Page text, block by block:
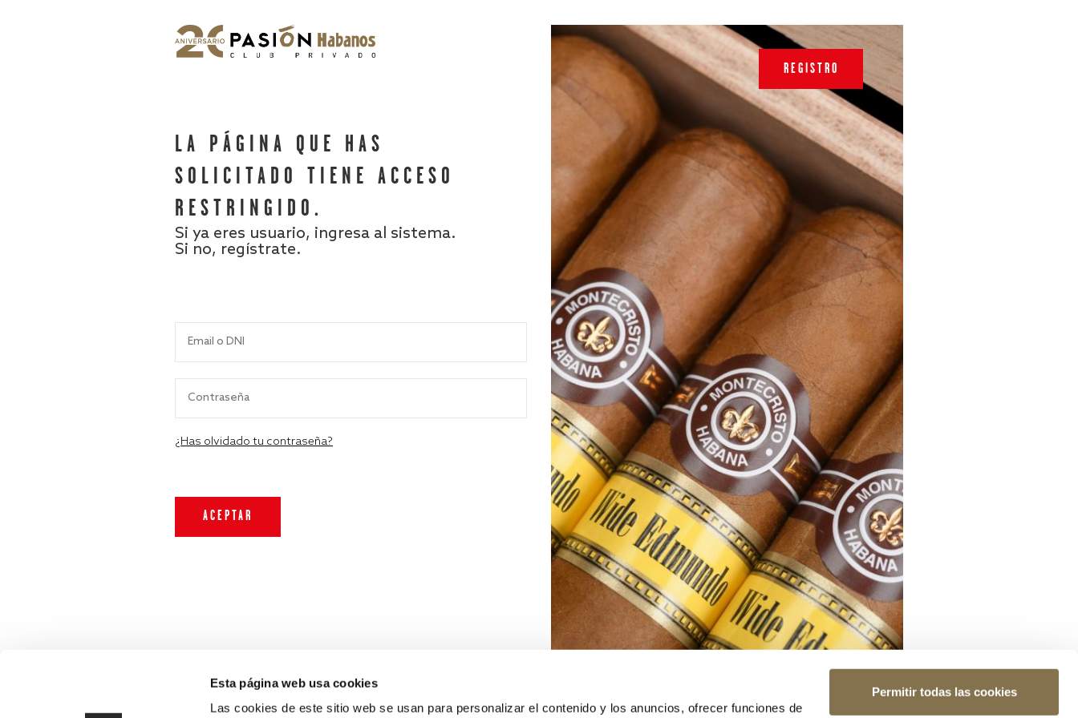
Esta página web usa cookies
Las cookies de este sitio web se usan para personalizar el contenido y los anuncios, ofrecer funciones de
Permitir todas las cookies
LA PÁGINA QUE HAS
SOLICITADO TIENE ACCESO
RESTRINGIDO.
Si ya eres usuario, ingresa al sistema.
Si no, regístrate.
¿Has olvidado tu contraseña?
REGISTRO